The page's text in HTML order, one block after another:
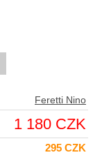
Feretti Nino
1 180 CZK
295 CZK